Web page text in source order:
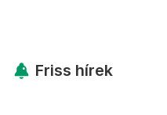
Friss hírek